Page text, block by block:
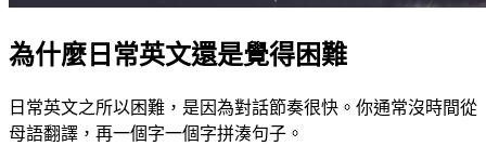
為什麼日常英文還是覺得困難
日常英文之所以困難，是因為對話節奏很快。你通常沒時間從
母語翻譯，再一個字一個字拼湊句子。